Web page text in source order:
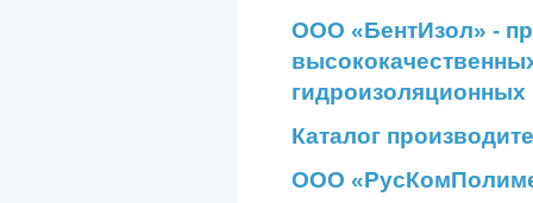
ООО «БентИзол» -
Каталог
ООО